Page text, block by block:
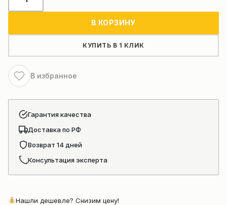
товара
XCMG
В КОРЗИНУ
КУПИТЬ В 1 КЛИК
В избранное
Гарантия качества
Доставка по РФ
Возврат 14 дней
Консультация эксперта
Нашли дешевле? Снизим цену!